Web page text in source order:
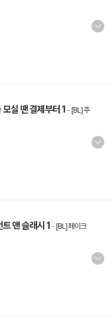
실 땐 결제부터 1- [BL] 주
앤 슬래시 1 - [BL] 페이크